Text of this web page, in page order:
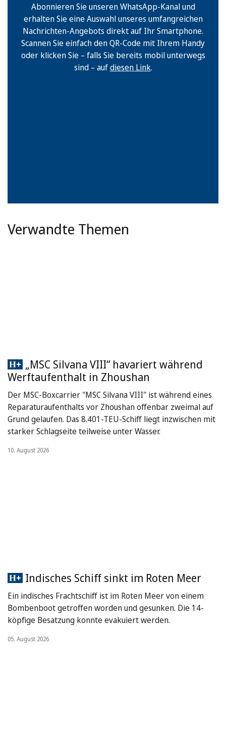
Abonnieren Sie unseren WhatsApp-Kanal und
erhalten Sie eine Auswahl unseres umfangreichen
Nachrichten-Angebots direkt auf Ihr Smartphone.
Scannen Sie einfach den QR-Code mit Ihrem Handy
oder klicken Sie – falls Sie bereits mobil unterwegs
sind – aufdiesen Link.
Verwandte Themen
„MSC Silvana VIII“ havariert während
Werftaufenthalt in Zhoushan
Der MSC-Boxcarrier "MSC Silvana VIII" ist während eines
Reparaturaufenthalts vor Zhoushan offenbar zweimal auf
Grund gelaufen. Das 8.401-TEU-Schiff liegt inzwischen mit
starker Schlagseite teilweise unter Wasser.
10. August 2026
Indisches Schiff sinkt im Roten Meer
Ein indisches Frachtschiff ist im Roten Meer von einem
Bombenboot getroffen worden und gesunken. Die 14-
köpfige Besatzung konnte evakuiert werden.
05. August 2026